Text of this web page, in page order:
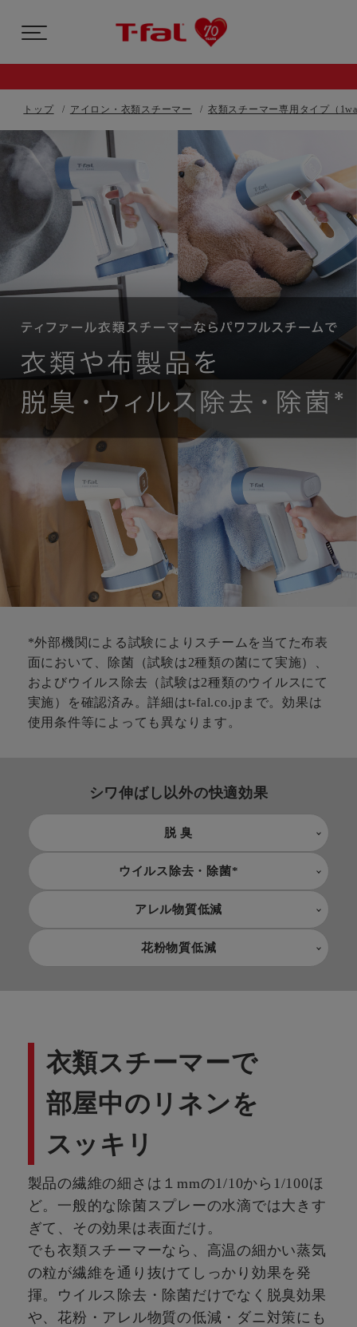
トップ アイロン・衣類スチーマー 衣類スチーマー専用タイプ（
*外部機関による試験によりスチームを当てた布表
面において、除菌（試験は2種類の菌にて実施）、
およびウイルス除去（試験は2種類のウイルスにて
実施）を確認済み。詳細はt-fal.co.jpまで。効果は
使用条件等によっても異なります。
シワ伸ばし以外の快適効果
脱 臭
ウイルス除去・除菌*
アレル物質低減
花粉物質低減
衣類スチーマーで
部屋中のリネンを
スッキリ
製品の繊維の細さは１mmの1/10から1/100ほ
ど。一般的な除菌スプレーの水滴では大きす
ぎて、その効果は表面だけ。
でも衣類スチーマーなら、高温の細かい蒸気
の粒が繊維を通り抜けてしっかり効果を発
揮。ウイルス除去・除菌だけでなく脱臭効果
や、花粉・アレル物質の低減・ダニ対策にも